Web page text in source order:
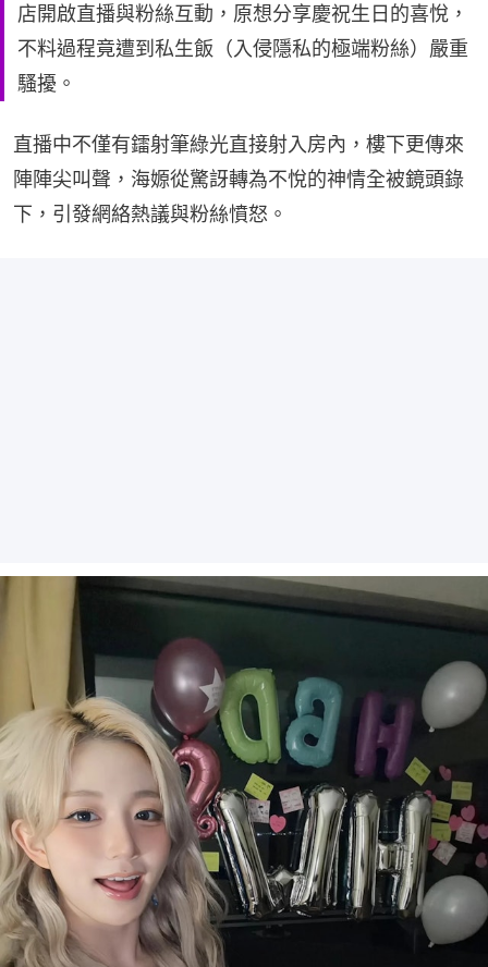
店開啟直播與粉絲互動，原想分享慶祝生日的喜悅，
不料過程竟遭到私生飯（入侵隱私的極端粉絲）嚴重
騷擾。
直播中不僅有鐳射筆綠光直接射入房內，樓下更傳來
陣陣尖叫聲，海嫄從驚訝轉為不悅的神情全被鏡頭錄
下，引發網絡熱議與粉絲憤怒。